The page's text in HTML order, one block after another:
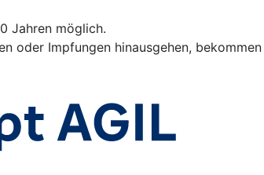
Jahren möglich.
oder Impfungen hinausgehen, bekommen